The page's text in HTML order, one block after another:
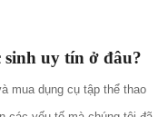
sinh uy tín ở đâu?
mua dụng cụ tập thể thao